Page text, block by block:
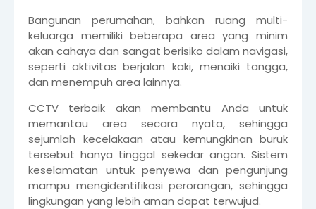
Bangunan perumahan, bahkan ruang multi-
keluarga memiliki beberapa area yang minim
akan cahaya dan sangat berisiko dalam navigasi,
seperti aktivitas berjalan kaki, menaiki tangga,
dan menempuh area lainnya.
CCTV terbaik akan membantu Anda untuk
memantau area secara nyata, sehingga
sejumlah kecelakaan atau kemungkinan buruk
tersebut hanya tinggal sekedar angan. Sistem
keselamatan untuk penyewa dan pengunjung
mampu mengidentifikasi perorangan, sehingga
lingkungan yang lebih aman dapat terwujud.